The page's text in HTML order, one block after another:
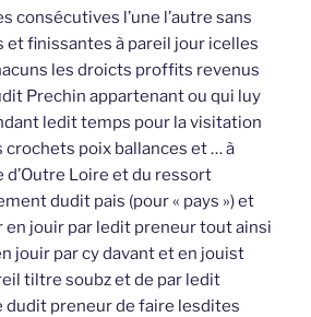
consécutives l’une l’autre sans
et finissantes à pareil jour icelles
les droicts proffits revenus
Prechin appartenant ou qui luy
ledit temps pour la visitation
crochets poix ballances et … à
Loire et du ressort
dudit pais (pour « pays ») et
en jouir par ledit preneur tout ainsi
jouir par cy davant et en jouist
tiltre soubz et de par ledit
dudit preneur de faire lesdites